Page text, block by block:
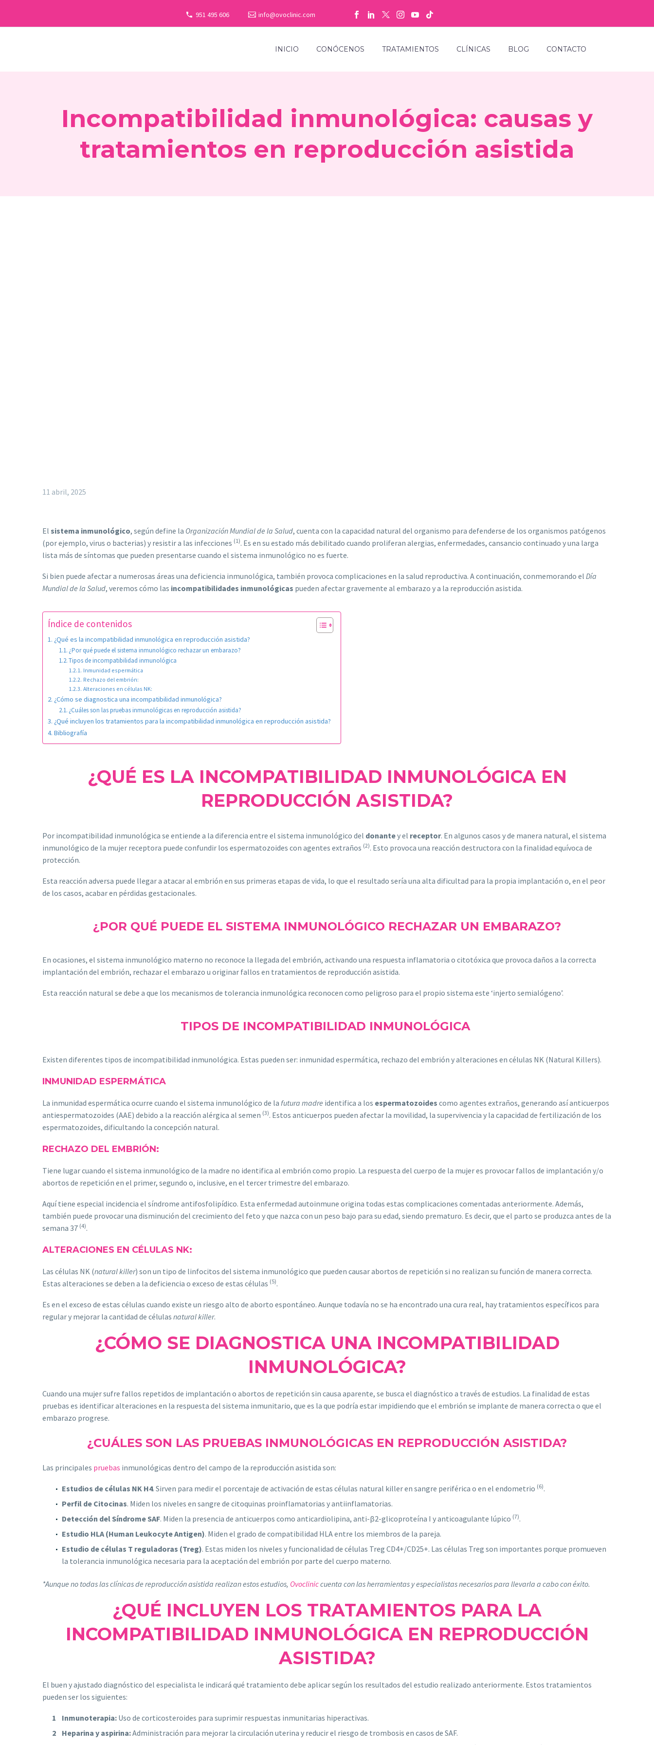
951 495 606 info@ovoclinic.com
INICIO CONÓCENOS TRATAMIENTOS CLÍNICAS BLOG CONTACTO
Incompatibilidad inmunológica: causas y
tratamientos en reproducción asistida
11 abril, 2025
El sistema inmunológico, según define la Organización Mundial de la Salud, cuenta con la capacidad natural del organismo para defenderse de los organismos patógenos
(por ejemplo, virus o bacterias) y resistir a las infecciones (1). Es en su estado más debilitado cuando proliferan alergias, enfermedades, cansancio continuado y una larga
lista más de síntomas que pueden presentarse cuando el sistema inmunológico no es fuerte.
Si bien puede afectar a numerosas áreas una deficiencia inmunológica, también provoca complicaciones en la salud reproductiva. A continuación, conmemorando el Día
Mundial de la Salud, veremos cómo las incompatibilidades inmunológicas pueden afectar gravemente al embarazo y a la reproducción asistida.
Índice de contenidos
¿Qué es la incompatibilidad inmunológica en reproducción asistida?
¿Por qué puede el sistema inmunológico rechazar un embarazo?
Tipos de incompatibilidad inmunológica
Inmunidad espermática
Rechazo del embrión:
Alteraciones en células NK:
¿Cómo se diagnostica una incompatibilidad inmunológica?
¿Cuáles son las pruebas inmunológicas en reproducción asistida?
¿Qué incluyen los tratamientos para la incompatibilidad inmunológica en reproducción asistida?
Bibliografía
¿QUÉ ES LA INCOMPATIBILIDAD INMUNOLÓGICA EN
REPRODUCCIÓN ASISTIDA?
Por incompatibilidad inmunológica se entiende a la diferencia entre el sistema inmunológico del donantey el receptor. En algunos casos y de manera natural, el sistema
inmunológico de la mujer receptora puede confundir los espermatozoides con agentes extraños (2). Esto provoca una reacción destructora con la finalidad equívoca de
protección.
Esta reacción adversa puede llegar a atacar al embrión en sus primeras etapas de vida, lo que el resultado sería una alta dificultad para la propia implantación o, en el peor
de los casos, acabar en pérdidas gestacionales.
¿POR QUÉ PUEDE EL SISTEMA INMUNOLÓGICO RECHAZAR UN EMBARAZO?
En ocasiones, el sistema inmunológico materno no reconoce la llegada del embrión, activando una respuesta inflamatoria o citotóxica que provoca daños a la correcta
implantación del embrión, rechazar el embarazo u originar fallos en tratamientos de reproducción asistida.
Esta reacción natural se debe a que los mecanismos de tolerancia inmunológica reconocen como peligroso para el propio sistema este ‘injerto semialógeno’.
TIPOS DE INCOMPATIBILIDAD INMUNOLÓGICA
Existen diferentes tipos de incompatibilidad inmunológica. Estas pueden ser: inmunidad espermática, rechazo del embrión y alteraciones en células NK (Natural Killers).
INMUNIDAD ESPERMÁTICA
La inmunidad espermática ocurre cuando el sistema inmunológico de la futura madre identifica a los espermatozoides como agentes extraños, generando así anticuerpos
antiespermatozoides (AAE) debido a la reacción alérgica al semen (3). Estos anticuerpos pueden afectar la movilidad, la supervivencia y la capacidad de fertilización de los
espermatozoides, dificultando la concepción natural.
RECHAZO DEL EMBRIÓN:
Tiene lugar cuando el sistema inmunológico de la madre no identifica al embrión como propio. La respuesta del cuerpo de la mujer es provocar fallos de implantación y/o
abortos de repetición en el primer, segundo o, inclusive, en el tercer trimestre del embarazo.
Aquí tiene especial incidencia el síndrome antifosfolipídico. Esta enfermedad autoinmune origina todas estas complicaciones comentadas anteriormente. Además,
también puede provocar una disminución del crecimiento del feto y que nazca con un peso bajo para su edad, siendo prematuro. Es decir, que el parto se produzca antes de la
semana 37 (4).
ALTERACIONES EN CÉLULAS NK:
Las células NK (natural killer) son un tipo de linfocitos del sistema inmunológico que pueden causar abortos de repetición si no realizan su función de manera correcta.
Estas alteraciones se deben a la deficiencia o exceso de estas células (5).
Es en el exceso de estas células cuando existe un riesgo alto de aborto espontáneo. Aunque todavía no se ha encontrado una cura real, hay tratamientos específicos para
regular y mejorar la cantidad de células natural killer.
¿CÓMO SE DIAGNOSTICA UNA INCOMPATIBILIDAD
INMUNOLÓGICA?
Cuando una mujer sufre fallos repetidos de implantación o abortos de repetición sin causa aparente, se busca el diagnóstico a través de estudios. La finalidad de estas
pruebas es identificar alteraciones en la respuesta del sistema inmunitario, que es la que podría estar impidiendo que el embrión se implante de manera correcta o que el
embarazo progrese.
¿CUÁLES SON LAS PRUEBAS INMUNOLÓGICAS EN REPRODUCCIÓN ASISTIDA?
Las principales pruebas inmunológicas dentro del campo de la reproducción asistida son:
Estudios de células NK H4. Sirven para medir el porcentaje de activación de estas células natural killer en sangre periférica o en el endometrio (6).
Perfil de Citocinas. Miden los niveles en sangre de citoquinas proinflamatorias y antiinflamatorias.
Detección del Síndrome SAF. Miden la presencia de anticuerpos como anticardiolipina, anti-β2-glicoproteína I y anticoagulante lúpico (7).
Estudio HLA (Human Leukocyte Antigen). Miden el grado de compatibilidad HLA entre los miembros de la pareja.
Estudio de células T reguladoras (Treg). Estas miden los niveles y funcionalidad de células Treg CD4+/CD25+. Las células Treg son importantes porque promueven
la tolerancia inmunológica necesaria para la aceptación del embrión por parte del cuerpo materno.
*Aunque no todas las clínicas de reproducción asistida realizan estos estudios, Ovocliniccuenta con las herramientas y especialistas necesarios para llevarla a cabo con éxito.
¿QUÉ INCLUYEN LOS TRATAMIENTOS PARA LA
INCOMPATIBILIDAD INMUNOLÓGICA EN REPRODUCCIÓN
ASISTIDA?
El buen y ajustado diagnóstico del especialista le indicará qué tratamiento debe aplicar según los resultados del estudio realizado anteriormente. Estos tratamientos
pueden ser los siguientes:
Inmunoterapia: Uso de corticosteroides para suprimir respuestas inmunitarias hiperactivas.​
Heparina y aspirina:Administración para mejorar la circulación uterina y reducir el riesgo de trombosis en casos de SAF.​